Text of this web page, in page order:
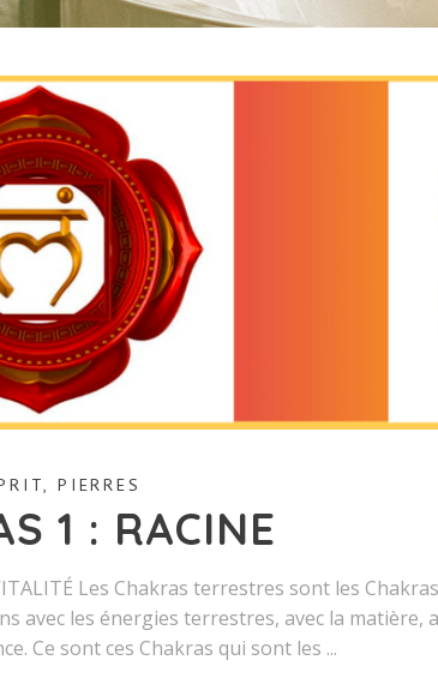
,PIERRES
1 : RACINE
Les Chakras terrestres sont les
avec les énergies terrestres, avec la matière,
Ce sont ces Chakras qui sont les